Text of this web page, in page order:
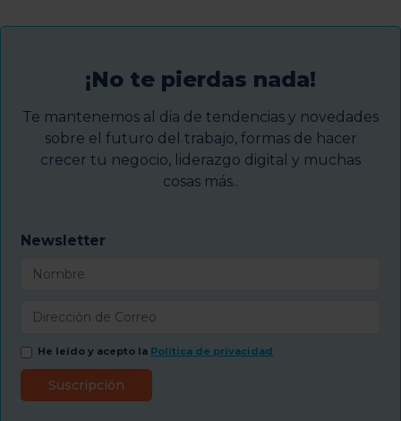
¡No te pierdas nada!
Te mantenemos al dia de tendencias y novedades
sobre el futuro del trabajo, formas de hacer
crecer tu negocio, liderazgo digital y muchas
cosas más..
Newsletter
He leído y acepto la Política de privacidad